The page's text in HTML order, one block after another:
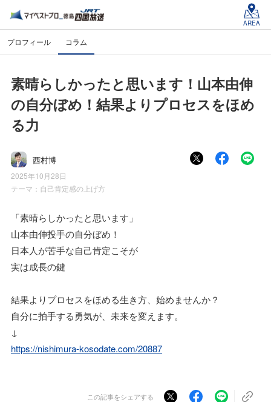
AREA
プロフィール コラム
素晴らしかったと思います！山本由伸
の自分ぼめ！結果よりプロセスをほめ
る力
西村博
2025年10月28日
テーマ： 自己肯定感の上げ方
「素晴らしかったと思います」
山本由伸投手の自分ぼめ！
日本人が苦手な自己肯定こそが
実は成長の鍵
結果よりプロセスをほめる生き方、始めませんか？
自分に拍手する勇気が、未来を変えます。
↓
https://nishimura-kosodate.com/20887
この記事をシェアする